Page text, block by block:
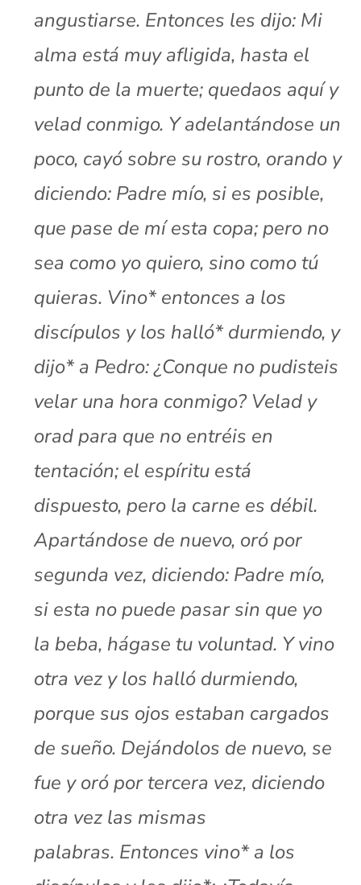
angustiarse. Entonces les dijo: Mi
alma está muy afligida, hasta el
punto de la muerte; quedaos aquí y
velad conmigo. Y adelantándose un
poco, cayó sobre su rostro, orando y
diciendo: Padre mío, si es posible,
que pase de mí esta copa; pero no
sea como yo quiero, sino como tú
quieras. Vino* entonces a los
discípulos y los halló* durmiendo, y
dijo* a Pedro: ¿Conque no pudisteis
velar una hora conmigo? Velad y
orad para que no entréis en
tentación; el espíritu está
dispuesto, pero la carne es débil.
Apartándose de nuevo, oró por
segunda vez, diciendo: Padre mío,
si esta no puede pasar sin que yo
la beba, hágase tu voluntad. Y vino
otra vez y los halló durmiendo,
porque sus ojos estaban cargados
de sueño. Dejándolos de nuevo, se
fue y oró por tercera vez, diciendo
otra vez las mismas
palabras. Entonces vino* a los